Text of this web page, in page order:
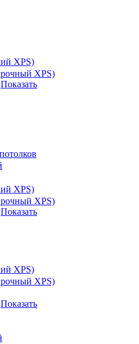
XPS)
XPS)
Показать
XPS)
XPS)
Показать
XPS)
XPS)
Показать